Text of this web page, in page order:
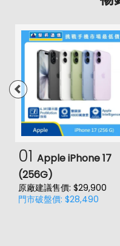
01 Apple iPhone 17
(256G)
原廠建議售價: $29,900
門市破盤價: $28,490